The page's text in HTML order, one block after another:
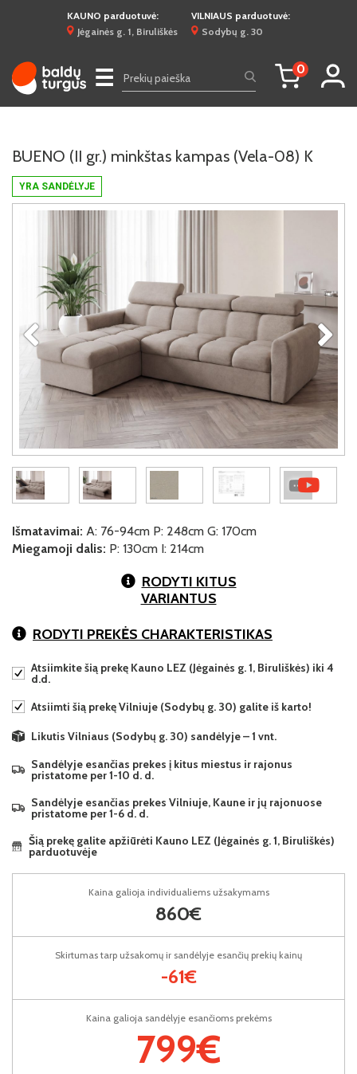
KAUNO parduotuvė:
Jėgainės g. 1, Biruliškės
VILNIAUS parduotuvė:
Sodybų g. 30
☰ 0
YRA SANDĖLYJE
BUENO (II gr.) minkštas kampas (Vela-08) K
Išmatavimai: A: 76-94cm P: 248cm G: 170cm
Miegamoji dalis: P: 130cm I: 214cm
RODYTI KITUS
VARIANTUS
RODYTI PREKĖS CHARAKTERISTIKAS
Atsiimkite šią prekę Kauno LEZ (Jėgainės g. 1, Biruliškės) iki 4
d.d.
Atsiimti šią prekę Vilniuje (Sodybų g. 30) galite iš karto!
Likutis Vilniaus (Sodybų g. 30) sandėlyje – 1 vnt.
Sandėlyje esančias prekes į kitus miestus ir rajonus
pristatome per 1-10 d. d.
Sandėlyje esančias prekes Vilniuje, Kaune ir jų rajonuose
pristatome per 1-6 d. d.
Šią prekę galite apžiūrėti Kauno LEZ (Jėgainės g. 1, Biruliškės)
parduotuvėje
Kaina galioja sandėlyje esančioms prekėms
799€
Kaina galioja individualiems užsakymams
860€
Skirtumas tarp užsakomų ir sandėlyje esančių prekių kainų
-61€